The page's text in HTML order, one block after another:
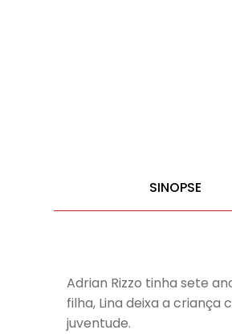
SINOPSE
Adrian Rizzo tinha sete
filha, Lina deixa a criança
juventude.